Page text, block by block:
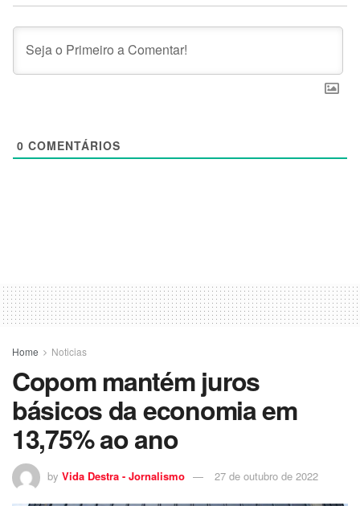
0 COMENTÁRIOS
Home Noticias
Copom mantém juros
básicos da economia em
13,75% ao ano
by Vida Destra - Jornalismo 27 de outubro de 2022